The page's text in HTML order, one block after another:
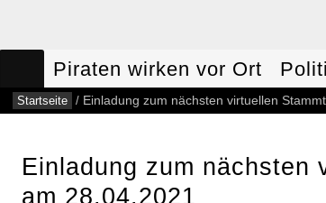
Piraten wirken vor Ort
Startseite / Einladung zum nächsten virtuellen
Einladung zum nächsten
am 28.04.2021